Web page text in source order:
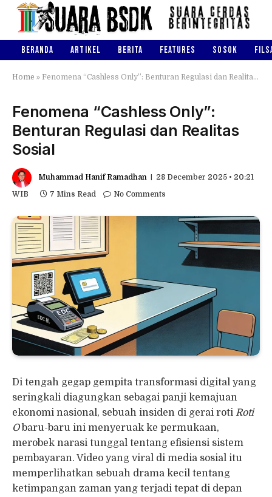
BERANDA ARTIKEL BERITA FEATURES SOSOK
Home » Fenomena “Cashless Only”: Benturan Regulasi dan Realitas Sosial
Fenomena “Cashless Only”:
Benturan Regulasi dan Realitas
Sosial
Muhammad Hanif Ramadhan
28 December 2025 • 20:21
WIB
7 Mins Read No Comments
Di tengah gegap gempita transformasi digital yang
seringkali diagungkan sebagai panji kemajuan
ekonomi nasional, sebuah insiden di gerai roti Roti
Obaru-baru ini menyeruak ke permukaan,
merobek narasi tunggal tentang efisiensi sistem
pembayaran. Video yang viral di media sosial itu
memperlihatkan sebuah drama kecil tentang
ketimpangan zaman yang terjadi tepat di depan